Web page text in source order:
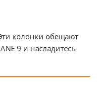
колонки обещают
9 и насладитесь